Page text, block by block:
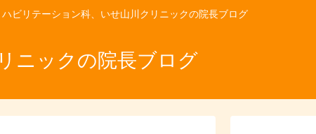
ビリテーション科、いせ山川クリニックの院長ブログ
ニックの院長ブログ